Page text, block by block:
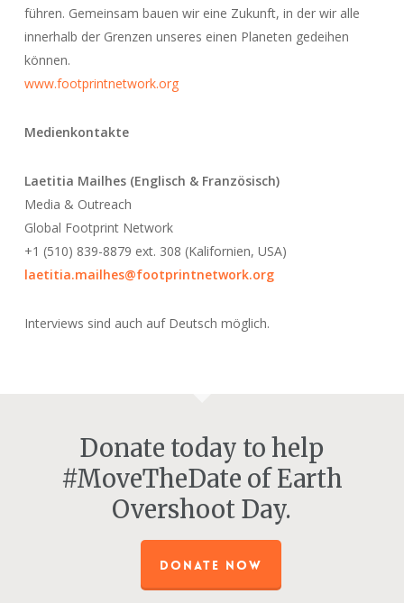
führen. Gemeinsam bauen wir eine Zukunft, in der wir alle
innerhalb der Grenzen unseres einen Planeten gedeihen
können.
www.footprintnetwork.org
Medienkontakte
Laetitia Mailhes (Englisch & Französisch)
Media & Outreach
Global Footprint Network
+1 (510) 839-8879 ext. 308 (Kalifornien, USA)
laetitia.mailhes@footprintnetwork.org
Interviews sind auch auf Deutsch möglich.
Donate today to help
#MoveTheDate of Earth
Overshoot Day.
DONATE NOW